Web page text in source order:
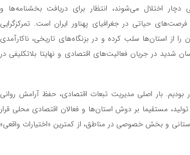
اختلال می‌شوند، انتظار برای دریافت بخشنامه‌ها و
حیاتی در جغرافیای پهناور ایران است. تمرکزگرایی
از استان‌ها سلب کرده و در بزنگاه‌های تاریخی، ناکارآمدی
شدید در جریان فعالیت‌های اقتصادی و نهایتا بلاتکلیفی در
بار اصلی مدیریت تبعات اقتصادی، حفظ آرامش روانی
مستقیما بر دوش استان‌ها و فعالان اقتصادی محلی قرار
و بخش خصوصی در مناطق، از کمترین «اختیارات واقعی»